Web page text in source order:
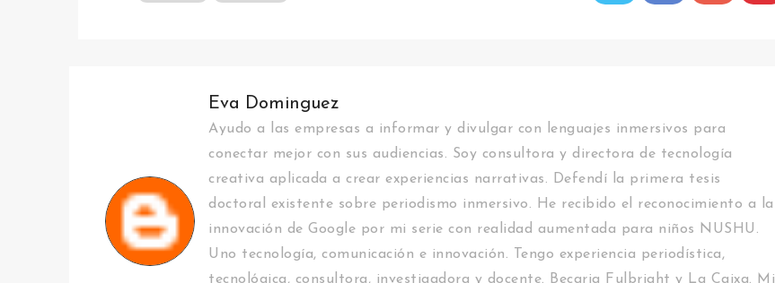
Eva Dominguez
Ayudo a las empresas a informar y divulgar con lenguajes inmersivos para
conectar mejor con sus audiencias. Soy consultora y directora de tecnología
creativa aplicada a crear experiencias narrativas. Defendí la primera tesis
doctoral existente sobre periodismo inmersivo. He recibido el reconocimiento a la
innovación de Google por mi serie con realidad aumentada para niños NUSHU.
Uno tecnología, comunicación e innovación. Tengo experiencia periodística,
tecnológica, consultora, investigadora y docente. Becaria Fulbright y La Caixa. Mi